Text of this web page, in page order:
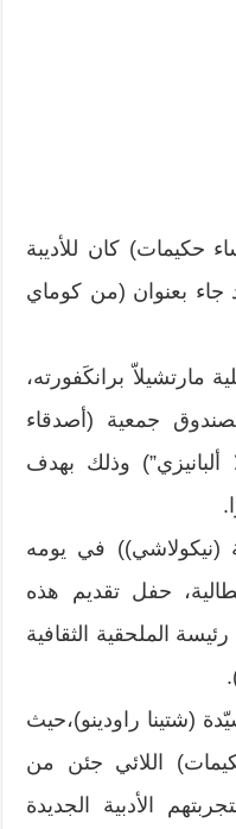
حكيمات) كان للأديبة
جاء بعنوان (من كوماي
مارتشيلاّ برانكَفورته،
جمعية (أصدقاء
ألبانيزي”) وذلك بهدف
(نيكولاشي)) في يومه
الإيطالية، حفل تقديم هذه
الملحقية الثقافية
(شتينا راودينو)،حيث
اللائي جئن من
الأدبية الجديدة